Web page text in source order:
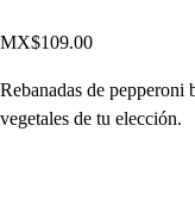
MX$109.00
Rebanadas de pepperoni
vegetales de tu elección.